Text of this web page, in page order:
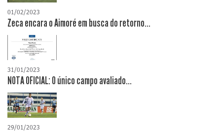
01/02/2023
Zeca encara o Aimoré em busca do retorno...
31/01/2023
NOTA OFICIAL: O único campo avaliado...
29/01/2023